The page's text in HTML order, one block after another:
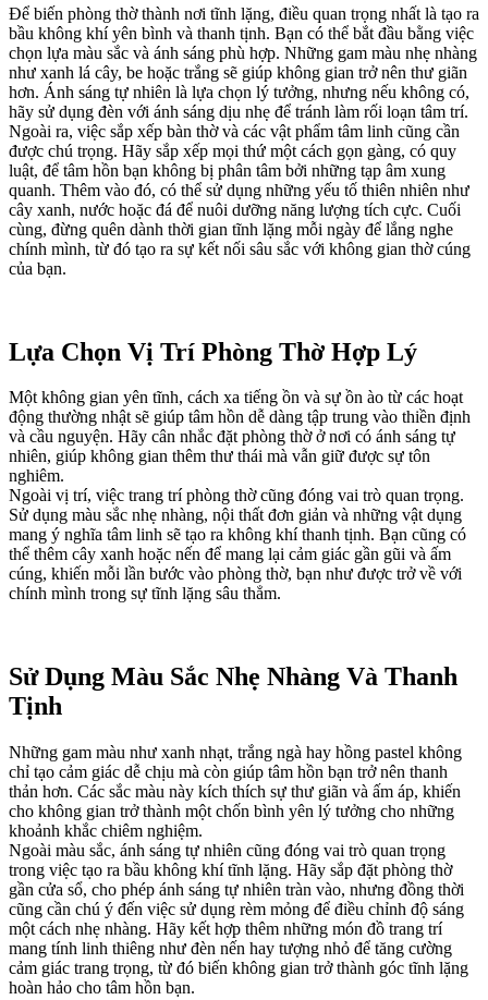
Để biến phòng thờ thành nơi tĩnh lặng, điều quan trọng nhất là tạo ra
bầu không khí yên bình và thanh tịnh. Bạn có thể bắt đầu bằng việc
chọn lựa màu sắc và ánh sáng phù hợp. Những gam màu nhẹ nhàng
như xanh lá cây, be hoặc trắng sẽ giúp không gian trở nên thư giãn
hơn. Ánh sáng tự nhiên là lựa chọn lý tưởng, nhưng nếu không có,
hãy sử dụng đèn với ánh sáng dịu nhẹ để tránh làm rối loạn tâm trí.
Ngoài ra, việc sắp xếp bàn thờ và các vật phẩm tâm linh cũng cần
được chú trọng. Hãy sắp xếp mọi thứ một cách gọn gàng, có quy
luật, để tâm hồn bạn không bị phân tâm bởi những tạp âm xung
quanh. Thêm vào đó, có thể sử dụng những yếu tố thiên nhiên như
cây xanh, nước hoặc đá để nuôi dưỡng năng lượng tích cực. Cuối
cùng, đừng quên dành thời gian tĩnh lặng mỗi ngày để lắng nghe
chính mình, từ đó tạo ra sự kết nối sâu sắc với không gian thờ cúng
của bạn.
Lựa Chọn Vị Trí Phòng Thờ Hợp Lý
Một không gian yên tĩnh, cách xa tiếng ồn và sự ồn ào từ các hoạt
động thường nhật sẽ giúp tâm hồn dễ dàng tập trung vào thiền định
và cầu nguyện. Hãy cân nhắc đặt phòng thờ ở nơi có ánh sáng tự
nhiên, giúp không gian thêm thư thái mà vẫn giữ được sự tôn
nghiêm.
Ngoài vị trí, việc trang trí phòng thờ cũng đóng vai trò quan trọng.
Sử dụng màu sắc nhẹ nhàng, nội thất đơn giản và những vật dụng
mang ý nghĩa tâm linh sẽ tạo ra không khí thanh tịnh. Bạn cũng có
thể thêm cây xanh hoặc nến để mang lại cảm giác gần gũi và ấm
cúng, khiến mỗi lần bước vào phòng thờ, bạn như được trở về với
chính mình trong sự tĩnh lặng sâu thẳm.
Sử Dụng Màu Sắc Nhẹ Nhàng Và Thanh
Tịnh
Những gam màu như xanh nhạt, trắng ngà hay hồng pastel không
chỉ tạo cảm giác dễ chịu mà còn giúp tâm hồn bạn trở nên thanh
thản hơn. Các sắc màu này kích thích sự thư giãn và ấm áp, khiến
cho không gian trở thành một chốn bình yên lý tưởng cho những
khoảnh khắc chiêm nghiệm.
Ngoài màu sắc, ánh sáng tự nhiên cũng đóng vai trò quan trọng
trong việc tạo ra bầu không khí tĩnh lặng. Hãy sắp đặt phòng thờ
gần cửa sổ, cho phép ánh sáng tự nhiên tràn vào, nhưng đồng thời
cũng cần chú ý đến việc sử dụng rèm mỏng để điều chỉnh độ sáng
một cách nhẹ nhàng. Hãy kết hợp thêm những món đồ trang trí
mang tính linh thiêng như đèn nến hay tượng nhỏ để tăng cường
cảm giác trang trọng, từ đó biến không gian trở thành góc tĩnh lặng
hoàn hảo cho tâm hồn bạn.